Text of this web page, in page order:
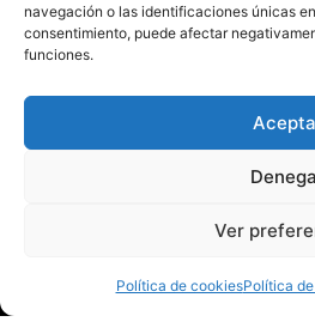
navegación o las identificaciones únicas
consentimiento, puede afectar
funciones.
Ver
Política de cookiesPolítica